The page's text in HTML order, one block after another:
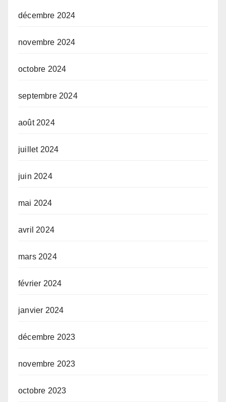
décembre 2024
novembre 2024
octobre 2024
septembre 2024
août 2024
juillet 2024
juin 2024
mai 2024
avril 2024
mars 2024
février 2024
janvier 2024
décembre 2023
novembre 2023
octobre 2023